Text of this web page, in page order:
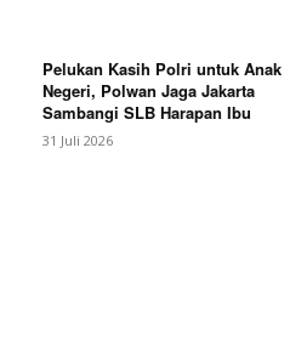
Pelukan Kasih Polri untuk Anak
Negeri, Polwan Jaga Jakarta
Sambangi SLB Harapan Ibu
31 Juli 2026